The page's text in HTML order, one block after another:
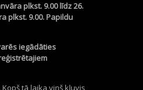
plkst. 9.00 līdz 26.
plkst. 9.00. Papildu
iegādāties
tā laika viņš kļuvis